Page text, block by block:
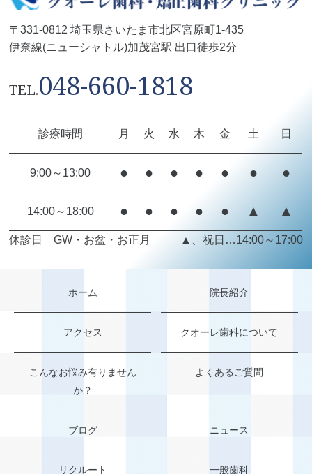
〒331-0812 埼玉県さいたま市北区宮原町1-435
伊奈線(ニューシャトル)加茂宮駅 出口徒歩2分
TEL.048-660-1818
診療時間 月 火 水 木 金 土 日
9:00～13:00 ● ● ● ● ● ● ●
14:00～18:00 ● ● ● ● ● ▲ ▲
休診日 GW・お盆・お正月 ▲、祝日…14:00～17:00
ホーム 院長紹介
アクセス クオーレ歯科について
こんなお悩み有りません
か？
よくあるご質問
ブログ ニュース
リクルート 一般歯科